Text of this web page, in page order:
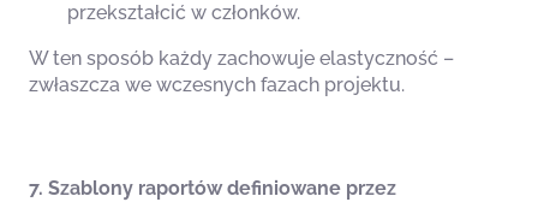
przekształcić w członków.
W ten sposób każdy zachowuje elastyczność –
zwłaszcza we wczesnych fazach projektu.
7. Szablony raportów definiowane przez